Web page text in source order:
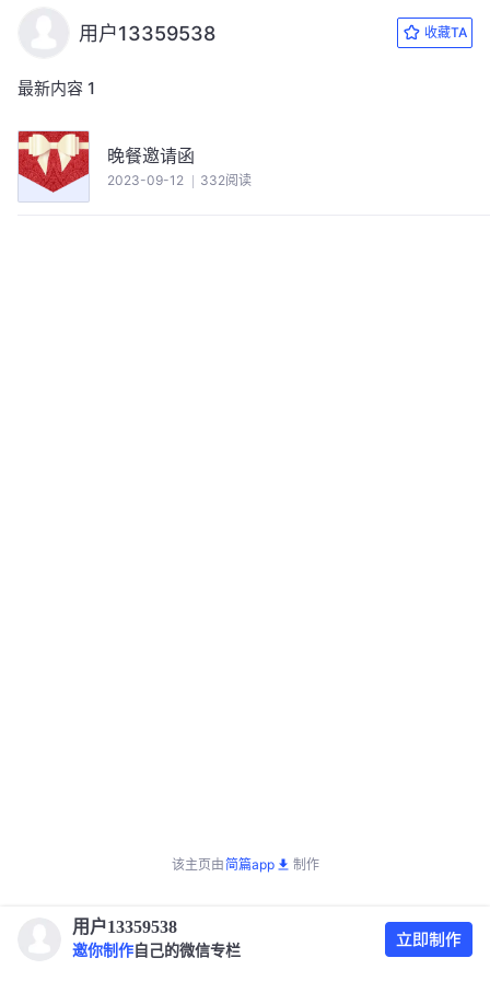
用户13359538 收藏TA
最新内容 1
晚餐邀请函
2023-09-12 332阅读
该主页由简篇app 制作
用户13359538
邀你制作 自己的微信专栏